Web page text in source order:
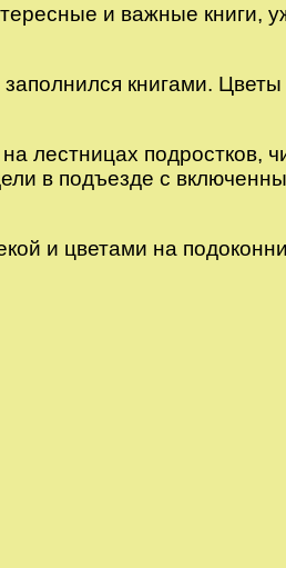
и важные книги,
книгами.
лестницах подростков,
в подъезде с
и цветами на